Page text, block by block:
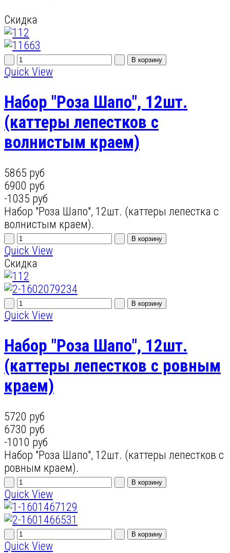
Скидка
Quick View
Набор "Роза Шапо", 12шт.
(каттеры лепестков с
волнистым краем)
5865 руб
6900 руб
-1035 руб
Набор "Роза Шапо", 12шт. (каттеры лепестка с
волнистым краем).
Quick View
Скидка
Quick View
Набор "Роза Шапо", 12шт.
(каттеры лепестков с ровным
краем)
5720 руб
6730 руб
-1010 руб
Набор "Роза Шапо", 12шт. (каттеры лепестков с
ровным краем).
Quick View
Quick View